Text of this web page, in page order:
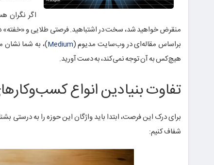
اگر نگران
منقرض خواهید شد، سخت در اشتباهید. فرصتی طلایی و «خفته» در
براساس مقاله‌ای در وب‌سایت مدیوم (Medium
هیچ‌کس به آن توجه نمی‌کند، به دست آورید.
تفاوت بنیادین انواع
برای درک این فرصت، ابتدا باید واژگان این حوزه را به درستی
شفاف کنیم: